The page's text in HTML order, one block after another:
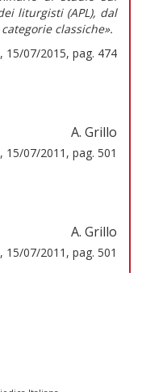
liturgisti (APL), dal
classiche».
15/07/2015, pag. 474
A. Grillo
07/2011, pag. 501
A. Grillo
07/2011, pag. 501